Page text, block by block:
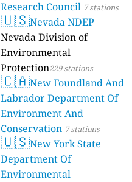
Research Council 7 stations
🇺🇸Nevada NDEP
Nevada Division of
Environmental
Protection229 stations
🇨🇦New Foundland And
Labrador Department Of
Environment And
Conservation 7 stations
🇺🇸New York State
Department Of
Environmental